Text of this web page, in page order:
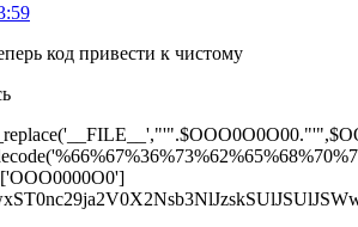
код привести к чистому